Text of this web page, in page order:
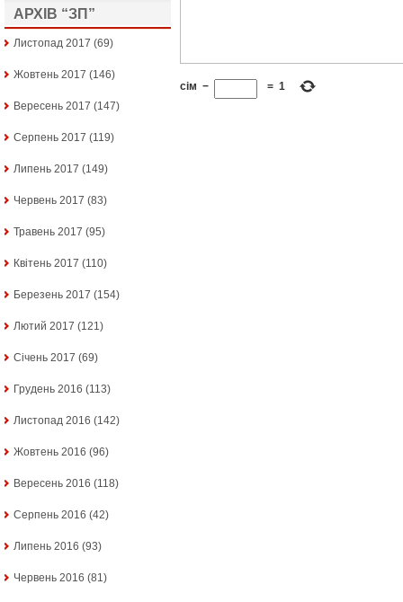
АРХІВ “ЗП”
Листопад 2017 (69)
Жовтень 2017 (146)
Вересень 2017 (147)
Серпень 2017 (119)
Липень 2017 (149)
Червень 2017 (83)
Травень 2017 (95)
Квітень 2017 (110)
Березень 2017 (154)
Лютий 2017 (121)
Січень 2017 (69)
Грудень 2016 (113)
Листопад 2016 (142)
Жовтень 2016 (96)
Вересень 2016 (118)
Серпень 2016 (42)
Липень 2016 (93)
Червень 2016 (81)
сім − = 1